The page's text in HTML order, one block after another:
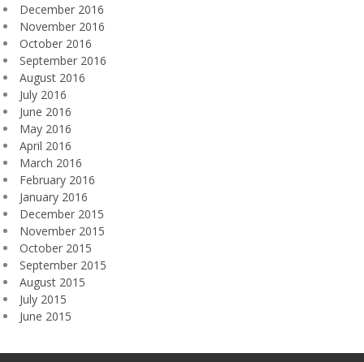
December 2016
November 2016
October 2016
September 2016
August 2016
July 2016
June 2016
May 2016
April 2016
March 2016
February 2016
January 2016
December 2015
November 2015
October 2015
September 2015
August 2015
July 2015
June 2015